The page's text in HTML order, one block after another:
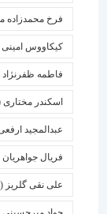
فرخ محمدزاده مهر(3)
کیکاووس امینی(3)
فاطمه ظفرنژاد(3)
اسكندر مختاری (3)
عبدالمجید ارفعی(3)
فریال جواهریان(2)
علی نقی گلریز(2)